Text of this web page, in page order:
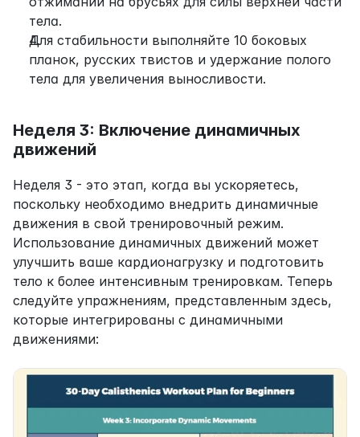
тела.
Для стабильности выполняйте 10 боковых
планок, русских твистов и удержание полого
тела для увеличения выносливости.
Неделя 3: Включение динамичных
движений
Неделя 3 - это этап, когда вы ускоряетесь,
поскольку необходимо внедрить динамичные
движения в свой тренировочный режим.
Использование динамичных движений может
улучшить ваше кардионагрузку и подготовить
тело к более интенсивным тренировкам. Теперь
следуйте упражнениям, представленным здесь,
которые интегрированы с динамичными
движениями: